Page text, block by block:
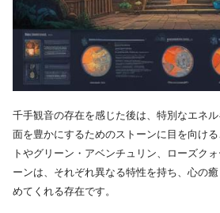
千手観音の存在を感じた後は、特別なエネ
面を豊かにするためのストーンに目を向け
トやグリーン・アベンチュリン、ローズク
ーンは、それぞれ異なる特性を持ち、心の
めてくれる存在です。